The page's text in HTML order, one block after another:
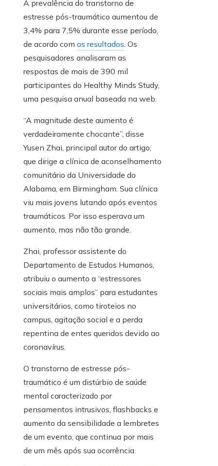
A prevalência do transtorno de
estresse pós-traumático aumentou de
3,4% para 7,5% durante esse período,
de acordo com os resultados. Os
pesquisadores analisaram as
respostas de mais de 390 mil
participantes do Healthy Minds Study,
uma pesquisa anual baseada na web.
“A magnitude deste aumento é
verdadeiramente chocante”, disse
Yusen Zhai, principal autor do artigo,
que dirige a clínica de aconselhamento
comunitário da Universidade do
Alabama, em Birmingham. Sua clínica
viu mais jovens lutando após eventos
traumáticos. Por isso esperava um
aumento, mas não tão grande.
Zhai, professor assistente do
Departamento de Estudos Humanos,
atribuiu o aumento a “estressores
sociais mais amplos” para estudantes
universitários, como tiroteios no
campus, agitação social e a perda
repentina de entes queridos devido ao
coronavírus.
O transtorno de estresse pós-
traumático é um distúrbio de saúde
mental caracterizado por
pensamentos intrusivos, flashbacks e
aumento da sensibilidade a lembretes
de um evento, que continua por mais
de um mês após sua ocorrência.